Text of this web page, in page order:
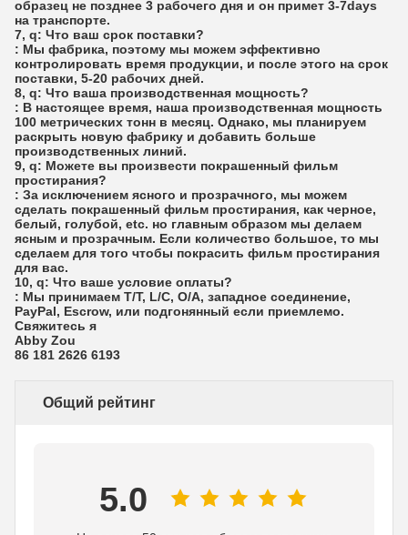
образец не позднее 3 рабочего дня и он примет 3-7days
на транспорте.
7, q: Что ваш срок поставки?
: Мы фабрика, поэтому мы можем эффективно
контролировать время продукции, и после этого на срок
поставки, 5-20 рабочих дней.
8, q: Что ваша производственная мощность?
: В настоящее время, наша производственная мощность
100 метрических тонн в месяц. Однако, мы планируем
раскрыть новую фабрику и добавить больше
производственных линий.
9, q: Можете вы произвести покрашенный фильм
простирания?
: За исключением ясного и прозрачного, мы можем
сделать покрашенный фильм простирания, как черное,
белый, голубой, etc. но главным образом мы делаем
ясным и прозрачным. Если количество большое, то мы
сделаем для того чтобы покрасить фильм простирания
для вас.
10, q: Что ваше условие оплаты?
: Мы принимаем T/T, L/C, O/A, западное соединение,
PayPal, Escrow, или подгонянный если приемлемо.
Свяжитесь я
Abby Zou
86 181 2626 6193
Общий рейтинг
5.0